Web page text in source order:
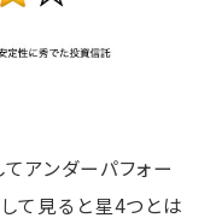
アンダーパフォー
て見ると星4つとは